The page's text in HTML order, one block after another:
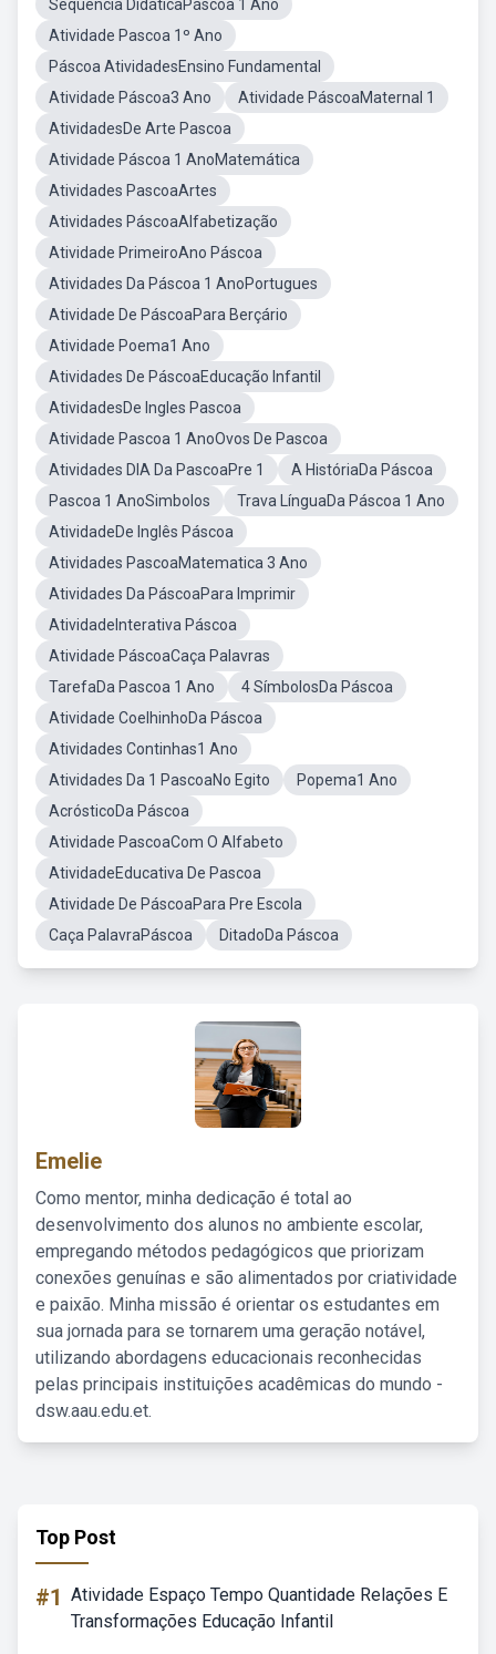
Sequência DidáticaPáscoa 1 Ano
Atividade Pascoa 1º Ano
Páscoa AtividadesEnsino Fundamental
Atividade Páscoa3 Ano
Atividade PáscoaMaternal 1
AtividadesDe Arte Pascoa
Atividade Páscoa 1 AnoMatemática
Atividades PascoaArtes
Atividades PáscoaAlfabetização
Atividade PrimeiroAno Páscoa
Atividades Da Páscoa 1 AnoPortugues
Atividade De PáscoaPara Berçário
Atividade Poema1 Ano
Atividades De PáscoaEducação Infantil
AtividadesDe Ingles Pascoa
Atividade Pascoa 1 AnoOvos De Pascoa
Atividades DIA Da PascoaPre 1
A HistóriaDa Páscoa
Pascoa 1 AnoSimbolos
Trava LínguaDa Páscoa 1 Ano
AtividadeDe Inglês Páscoa
Atividades PascoaMatematica 3 Ano
Atividades Da PáscoaPara Imprimir
AtividadeInterativa Páscoa
Atividade PáscoaCaça Palavras
TarefaDa Pascoa 1 Ano
4 SímbolosDa Páscoa
Atividade CoelhinhoDa Páscoa
Atividades Continhas1 Ano
Atividades Da 1 PascoaNo Egito
Popema1 Ano
AcrósticoDa Páscoa
Atividade PascoaCom O Alfabeto
AtividadeEducativa De Pascoa
Atividade De PáscoaPara Pre Escola
Caça PalavraPáscoa
DitadoDa Páscoa
Emelie
Como mentor, minha dedicação é total ao
desenvolvimento dos alunos no ambiente escolar,
empregando métodos pedagógicos que priorizam
conexões genuínas e são alimentados por criatividade
e paixão. Minha missão é orientar os estudantes em
sua jornada para se tornarem uma geração notável,
utilizando abordagens educacionais reconhecidas
pelas principais instituições acadêmicas do mundo -
dsw.aau.edu.et.
Top Post
#1 Atividade Espaço Tempo Quantidade Relações E
Transformações Educação Infantil